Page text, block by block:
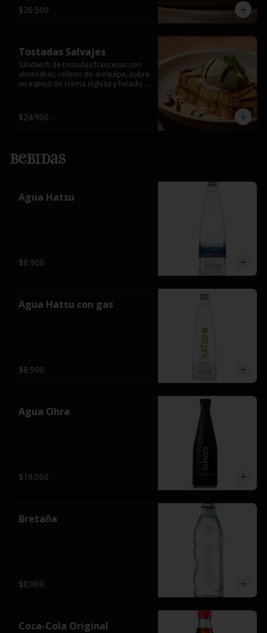
$26.500
Tostadas Salvajes
Sándwich de tostadas francesas con
almendras, relleno de arequipe, sobre
un espejo de crema inglesa y helado
$24.900
Bebidas
Agua Hatsu
$8.900
Agua Hatsu con gas
$8.900
Agua Ohra
$19.000
Bretaña
$8.900
Coca-Cola Original